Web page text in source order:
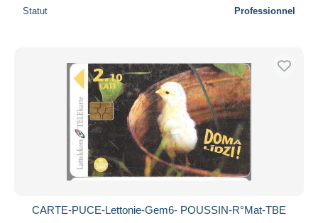
Statut Professionnel
CARTE-PUCE-Lettonie-Gem6- POUSSIN-R°Mat-TBE